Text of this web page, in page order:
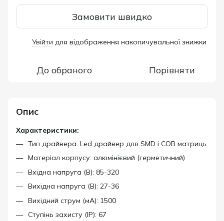
Замовити швидко
Увійти для відображення накопичувальної знижки
До обраного Порівняти
Опис
Характеристики:
Тип драйвера: Led драйвер для SMD і COB матриць
Матеріал корпусу: алюмінієвий (герметичний)
Вхідна напруга (В): 85-320
Вихідна напруга (В): 27-36
Вихідний струм (мА): 1500
Ступінь захисту (IP): 67